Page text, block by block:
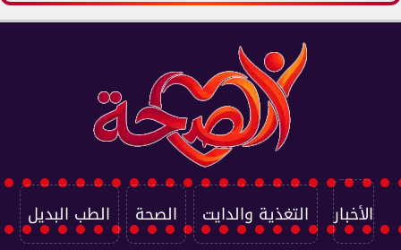
الأخبار التغذية والدايت الصحة الطب البديل